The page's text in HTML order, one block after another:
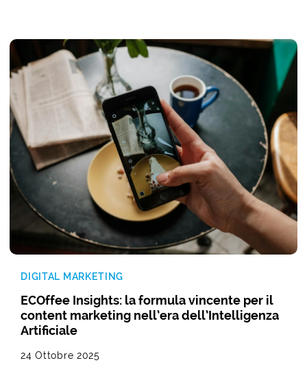
DIGITAL MARKETING
ECOffee Insights: la formula vincente per il
content marketing nell’era dell’Intelligenza
Artificiale
24 Ottobre 2025